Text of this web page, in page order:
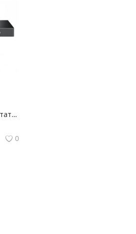
TP-Link SG2428P Коммутатор Smart линейки Omada с 24 гигабитными портами PoE+ и 4 портами SFP
0